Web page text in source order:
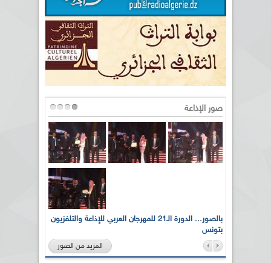
صور الإذاعة
بالصور... الدورة الـ21 للمهرجان العربي للإذاعة والتلفزيون
بتونس
المزيد من الصور